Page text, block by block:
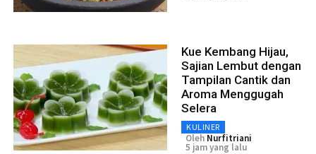
Kue Kembang Hijau,
Sajian Lembut dengan
Tampilan Cantik dan
Aroma Menggugah
Selera
KULINER
Oleh Nurfitriani
5 jam yang lalu